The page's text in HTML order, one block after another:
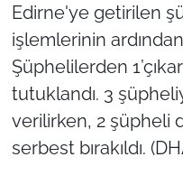
Edirne'ye getirilen
işlemlerinin
Şüphelilerden
tutuklandı. 3
verilirken, 2 şüpheli
serbest bırakıldı.
Finans
Genel-A
Gündem-Eğitim